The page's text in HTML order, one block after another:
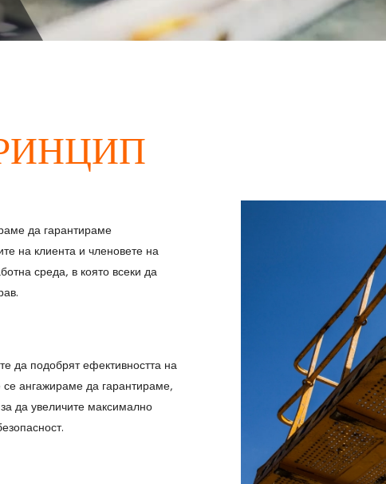
да гарантираме
на клиента и членовете на
среда, в която всеки да
да подобрят ефективността на
се ангажираме да гарантираме,
да увеличите максимално